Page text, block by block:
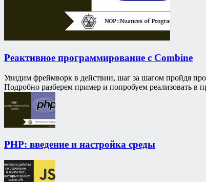
Реактивное программирование с Combine
Увидим фреймворк в действии, шаг за шагом пройдя
Подробно разберем пример и попробуем реализовать в
PHP: введение и настройка среды